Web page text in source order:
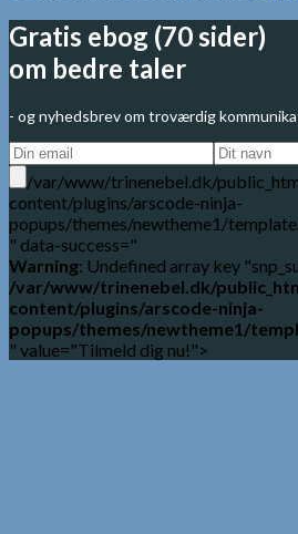
Gratis ebog (70 sider)
om bedre taler
- og nyhedsbrev om troværdig
/var/www/trinenebel.dk/
content/plugins/arscode-ninja-
popups/themes/newtheme1/
" data-success="
Warning: Undefined array key
/var/www/trinenebel.dk/
content/plugins/arscode-ninja-
popups/themes/newtheme1/
" value="Tilmeld dig nu!">